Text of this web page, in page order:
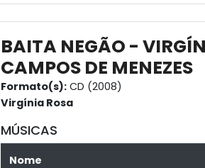
BAITA NEGÃO -
CAMPOS DE MENEZES
Formato(s): CD (2008)
Virgínia Rosa
MÚSICAS
Nome